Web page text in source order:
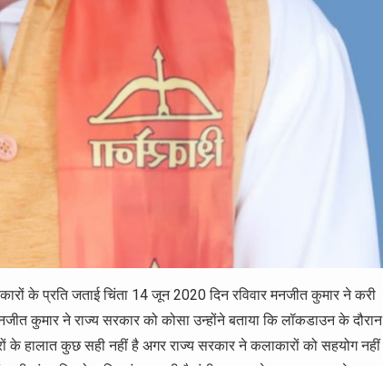
के प्रति जताई चिंता 14 जून 2020 दिन रविवार मनजीत कुमार ने करी
कुमार ने राज्य सरकार को कोसा उन्होंने बताया कि लॉकडाउन के दौरान
के हालात कुछ सही नहीं है अगर राज्य सरकार ने कलाकारों को सहयोग नहीं